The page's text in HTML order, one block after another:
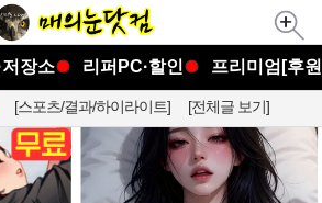
저장소 리퍼PC·할인 프리미엄[후
[스포츠/결과/하이라이트] [전체글 보기]